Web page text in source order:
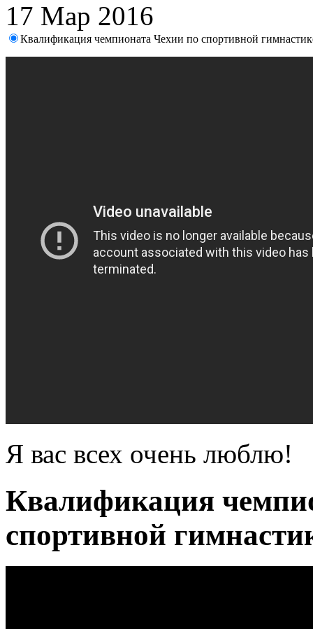
17 Мар 2016
Квалификация чемпионата Чехии по спортивной
Я вас всех очень люблю!
Квалификация
спортивной